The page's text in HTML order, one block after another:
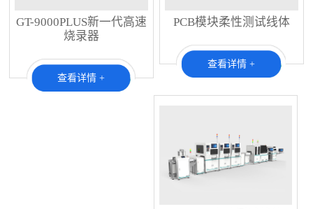
GT-9000PLUS新一代高速
烧录器
查看详情 +
PCB模块柔性测试线体
查看详情 +